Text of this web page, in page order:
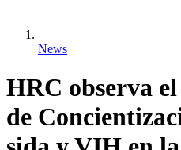
News
HRC observa
de